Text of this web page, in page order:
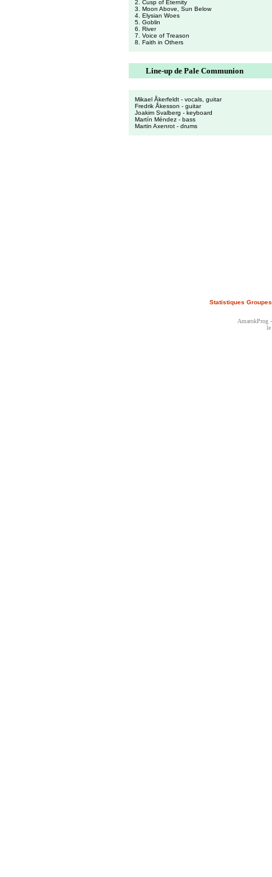
2. Cusp of Eternity
3. Moon Above, Sun Below
4. Elysian Woes
5. Goblin
6. River
7. Voice of Treason
8. Faith in Others
Line-up de Pale Communion
Mikael Åkerfeldt - vocals, guitar
Fredrik Åkesson - guitar
Joakim Svalberg - keyboard
Martín Méndez - bass
Martin Axenrot - drums
Statistiques Groupes
AmarokProg
le